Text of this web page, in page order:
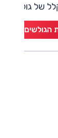
של גולשי אוטו
(15)